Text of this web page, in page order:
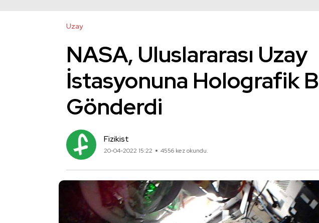
Uzay
NASA, Uluslararası Uzay
İstasyonuna Holografik
Gönderdi
Fizikist
20-04-2022 15:22 4556 kez okundu.